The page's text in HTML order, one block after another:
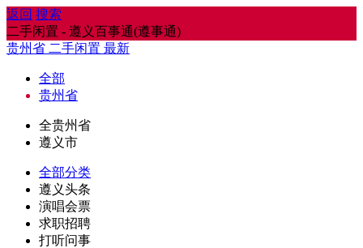
返回 搜索
二手闲置 - 遵义百事通(遵事通)
贵州省 二手闲置 最新
全部
贵州省
全贵州省
遵义市
全部分类
遵义头条
演唱会票
求职招聘
打听问事